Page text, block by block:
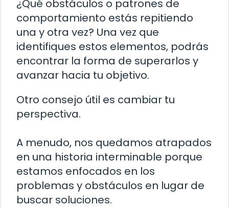
¿Qué obstáculos o patrones de
comportamiento estás repitiendo
una y otra vez? Una vez que
identifiques estos elementos, podrás
encontrar la forma de superarlos y
avanzar hacia tu objetivo.
Otro consejo útil es cambiar tu
perspectiva.
A menudo, nos quedamos atrapados
en una historia interminable porque
estamos enfocados en los
problemas y obstáculos en lugar de
buscar soluciones.